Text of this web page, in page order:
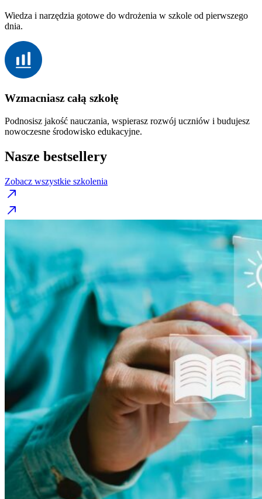
Wiedza i narzędzia gotowe do wdrożenia w szkole od pierwszego
dnia.
Wzmacniasz całą szkołę
Podnosisz jakość nauczania, wspierasz rozwój uczniów i budujesz
nowoczesne środowisko edukacyjne.
Nasze bestsellery
Zobacz wszystkie szkolenia